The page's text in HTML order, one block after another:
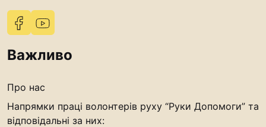
Важливо
Про нас
Напрямки праці волонтерів руху “Руки Допомоги” та
відповідальні за них: